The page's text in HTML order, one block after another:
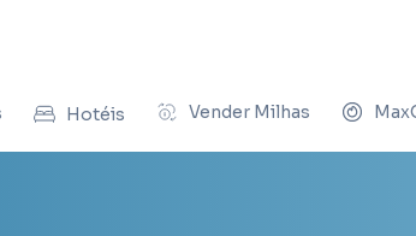
Hotéis Vender Milhas